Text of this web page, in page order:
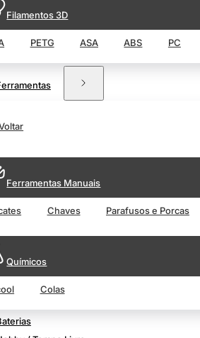
Filamentos 3D
PETG ASA ABS PC
Ferramentas Manuais
Chaves Parafusos e Porcas
Químicos
Colas